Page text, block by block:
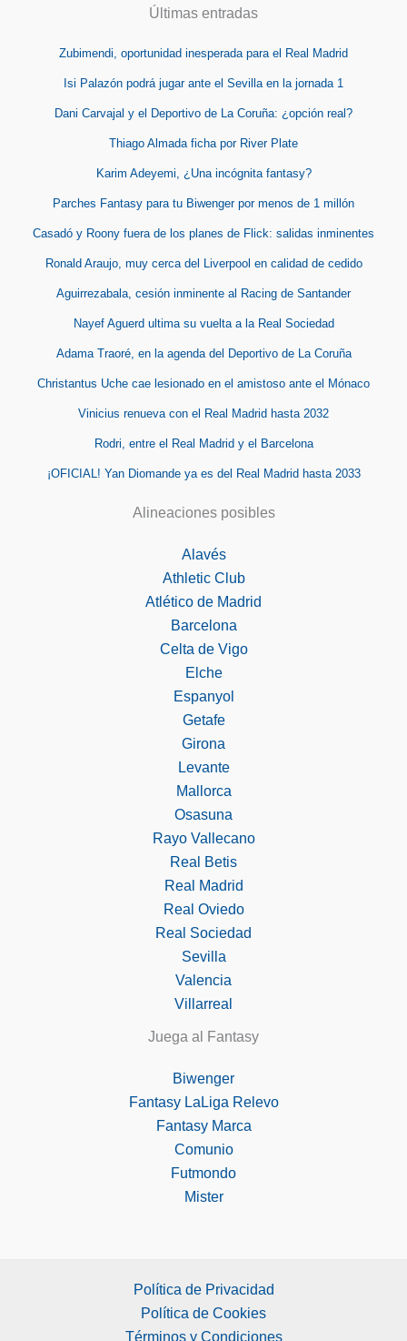
Últimas entradas
Zubimendi, oportunidad inesperada para el Real Madrid
Isi Palazón podrá jugar ante el Sevilla en la jornada 1
Dani Carvajal y el Deportivo de La Coruña: ¿opción real?
Thiago Almada ficha por River Plate
Karim Adeyemi, ¿Una incógnita fantasy?
Parches Fantasy para tu Biwenger por menos de 1 millón
Casadó y Roony fuera de los planes de Flick: salidas inminentes
Ronald Araujo, muy cerca del Liverpool en calidad de cedido
Aguirrezabala, cesión inminente al Racing de Santander
Nayef Aguerd ultima su vuelta a la Real Sociedad
Adama Traoré, en la agenda del Deportivo de La Coruña
Christantus Uche cae lesionado en el amistoso ante el Mónaco
Vinicius renueva con el Real Madrid hasta 2032
Rodri, entre el Real Madrid y el Barcelona
¡OFICIAL! Yan Diomande ya es del Real Madrid hasta 2033
Alineaciones posibles
Alavés
Athletic Club
Atlético de Madrid
Barcelona
Celta de Vigo
Elche
Espanyol
Getafe
Girona
Levante
Mallorca
Osasuna
Rayo Vallecano
Real Betis
Real Madrid
Real Oviedo
Real Sociedad
Sevilla
Valencia
Villarreal
Juega al Fantasy
Biwenger
Fantasy LaLiga Relevo
Fantasy Marca
Comunio
Futmondo
Mister
Política de Privacidad
Política de Cookies
Términos y Condiciones